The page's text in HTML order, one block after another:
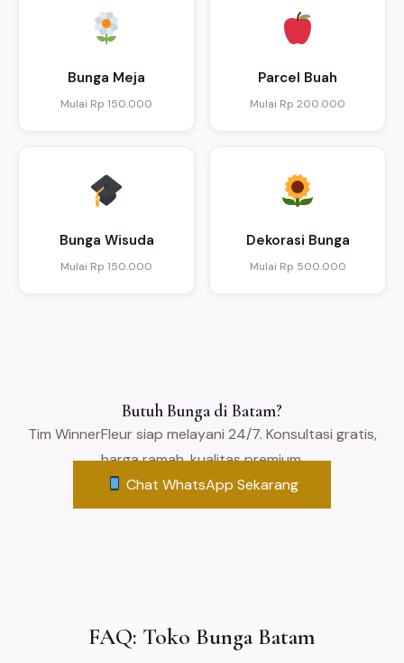
Bunga Meja
Mulai Rp 150.000
Parcel Buah
Mulai Rp 200.000
Bunga Wisuda
Mulai Rp 150.000
Dekorasi Bunga
Mulai Rp 500.000
Butuh Bunga di Batam?
Tim WinnerFleur siap melayani 24/7. Konsultasi gratis,
harga ramah, kualitas premium.
Chat WhatsApp Sekarang
FAQ: Toko Bunga Batam